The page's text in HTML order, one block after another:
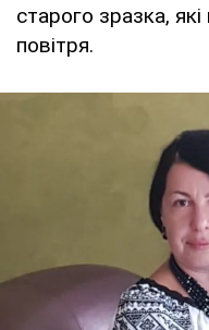
старого зразка,
повітря.